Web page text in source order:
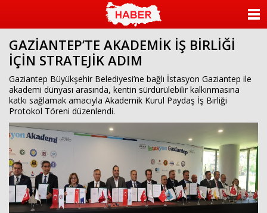
GAZİANTEP’TE AKADEMİK İŞ BİRLİĞİ
İÇİN STRATEJİK ADIM
Gaziantep Büyükşehir Belediyesi’ne bağlı İstasyon Gaziantep ile
akademi dünyası arasında, kentin sürdürülebilir kalkınmasına
katkı sağlamak amacıyla Akademik Kurul Paydaş İş Birliği
Protokol Töreni düzenlendi.
KATEGORİLER
ANKETLER
FOTO GALERİ
VİDEO GALERİ
KÜNYE